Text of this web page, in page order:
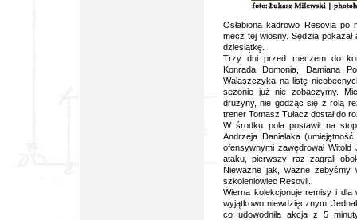
Osłabiona kadrowo Resovia po
mecz tej wiosny. Sędzia
dziesiątkę.
Trzy dni przed meczem do
Konrada Domonia, Damiana
Walaszczyka na listę
sezonie już nie zobaczymy.
drużyny, nie godząc się z rolą
trener Tomasz Tułacz dostał do
W środku pola postawił na
Andrzeja Danielaka
ofensywnymi zawędrował
ataku, pierwszy raz zagrali
Nieważne jak, ważne
szkoleniowiec Resovii.
Wierna kolekcjonuje remisy i dla
wyjątkowo niewdzięcznym.
co udowodniła akcja z 5